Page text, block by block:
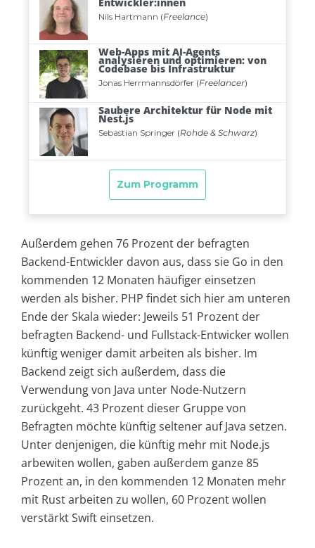
Außerdem gehen 76 Prozent der befragten
Backend-Entwickler davon aus, dass sie Go in den
kommenden 12 Monaten häufiger einsetzen
werden als bisher. PHP findet sich hier am unteren
Ende der Skala wieder: Jeweils 51 Prozent der
befragten Backend- und Fullstack-Entwicker wollen
künftig weniger damit arbeiten als bisher. Im
Backend zeigt sich außerdem, dass die
Verwendung von Java unter Node-Nutzern
zurückgeht. 43 Prozent dieser Gruppe von
Befragten möchte künftig seltener auf Java setzen.
Unter denjenigen, die künftig mehr mit Node.js
arbewiten wollen, gaben außerdem ganze 85
Prozent an, in den kommenden 12 Monaten mehr
mit Rust arbeiten zu wollen, 60 Prozent wollen
verstärkt Swift einsetzen.